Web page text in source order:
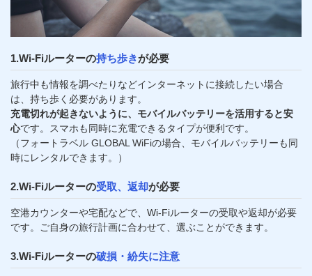
1.Wi-Fiルーターの持ち歩きが必要
旅行中も情報を調べたりなどインターネットに接続したい場合
は、持ち歩く必要があります。
充電切れが起きないように、モバイルバッテリーを活用すると安
心です。スマホも同時に充電できるタイプが便利です。
（フォートラベル GLOBAL WiFiの場合、モバイルバッテリーも同
時にレンタルできます。）
2.Wi-Fiルーターの受取、返却が必要
空港カウンターや宅配などで、Wi-Fiルーターの受取や返却が必要
です。ご自身の旅行計画に合わせて、選ぶことができます。
3.Wi-Fiルーターの破損・紛失に注意